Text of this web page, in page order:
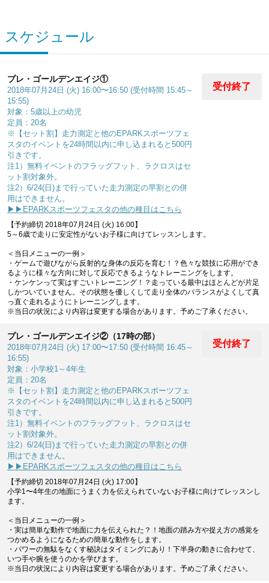
スケジュール
プレ・ゴールデンエイジ①
2018年07月24日 (火) 16:00〜16:50 (受付時間 15:45～
15:55)
対象：5歳以上の幼児
定員：20名
※【セット割】走力測定と他のEPARKスポーツフェ
スタのイベントを24時間以内に申し込まれると500円
引きです。
注1）無料イベントのフラッグフット、ラクロスはセ
ット割対象外。
注2）6/24(日)まで行っていた走力測定の早割との併
用はできません。
▶▶EPARKスポーツフェスタの他の種目はこちら
受付終了
【予約締切 2018年07月24日 (火) 16:00】
5～6歳で走りに安定性がないお子様に向けてレッスンします。
＜当日メニューの一例＞
・ゲームで遊びながら反射的な身体の反応を育む！？色々な競技に応用ができ
るように様々な方向に対して反応できるようなトレーニングをします。
・ケンケンって実はすごいトレーニング！？走っている最中はほとんどが片足
しかついていません。その状態を優しくして走り全体のバランスがよくして真
っ直ぐ走れるようにトレーニングします。
※当日の状況により内容は変更する場合があります。予めご了承ください。
プレ・ゴールデンエイジ②（17時の部）
2018年07月24日 (火) 17:00〜17:50 (受付時間 16:45～
16:55)
対象：小学校1～4年生
定員：20名
※【セット割】走力測定と他のEPARKスポーツフェ
スタのイベントを24時間以内に申し込まれると500円
引きです。
注1）無料イベントのフラッグフット、ラクロスはセ
ット割対象外。
注2）6/24(日)まで行っていた走力測定の早割との併
用はできません。
▶▶EPARKスポーツフェスタの他の種目はこちら
受付終了
【予約締切 2018年07月24日 (火) 17:00】
小学1〜4年生の地面にうまく力を伝えられていないお子様に向けてレッスンし
ます。
＜当日メニューの一例＞
・実は簡単な動作で地面に力を伝えられた？！地面の踏み方や捉え方の感覚を
つかめるようになるための簡単な動作をします。
・パワーの無駄をなくす秘訣はタイミングにあり！下半身の動きに合わせて、
いつ手や腕を使うのかを学びます。
※当日の状況により内容は変更する場合があります。予めご了承ください。